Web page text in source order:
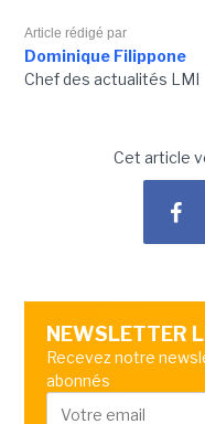
Article rédigé par
Dominique Filippone
Chef des actualités LMI
Cet article
NEWSLETTER
Recevez notre
abonnés